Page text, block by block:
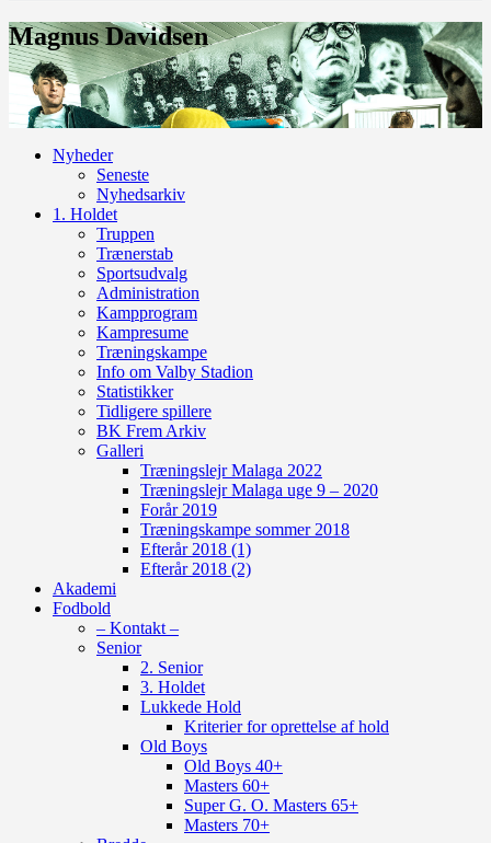
Magnus Davidsen
Nyheder
Seneste
Nyhedsarkiv
1. Holdet
Truppen
Trænerstab
Sportsudvalg
Administration
Kampprogram
Kampresume
Træningskampe
Info om Valby Stadion
Statistikker
Tidligere spillere
BK Frem Arkiv
Galleri
Træningslejr Malaga 2022
Træningslejr Malaga uge 9 – 2020
Forår 2019
Træningskampe sommer 2018
Efterår 2018 (1)
Efterår 2018 (2)
Akademi
Fodbold
– Kontakt –
Senior
2. Senior
3. Holdet
Lukkede Hold
Kriterier for oprettelse af hold
Old Boys
Old Boys 40+
Masters 60+
Super G. O. Masters 65+
Masters 70+